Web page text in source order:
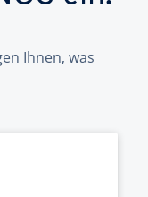
Ihnen, was